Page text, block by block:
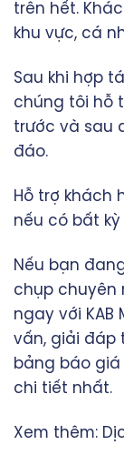
trên hết.
khu vực, cá
Sau khi hợp
chúng tôi hỗ
trước và sau
đáo.
Hỗ trợ khách
nếu có bất
Nếu bạn
chụp chuyên
ngay với KAB
vấn, giải đáp
bảng báo
chi tiết nhất.
Xem thêm: